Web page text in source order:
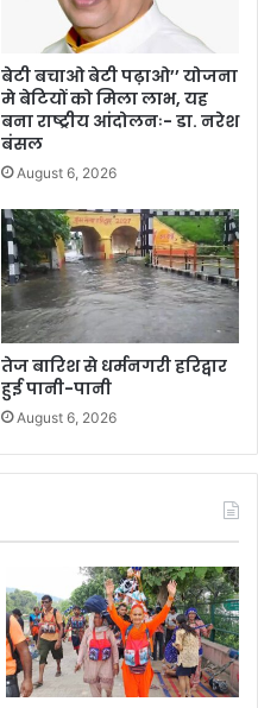
बेटी बचाओ बेटी पढ़ाओ’’ योजना
मे बेटियों को मिला लाभ, यह
बना राष्ट्रीय आंदोलनः- डा. नरेश
बंसल
August 6, 2026
तेज बारिश से धर्मनगरी हरिद्वार
हुई पानी-पानी
August 6, 2026